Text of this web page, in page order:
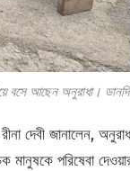
বসে আছেন অনুরাধা।
দেবী জানালেন,
মানুষকে পরিষেবা